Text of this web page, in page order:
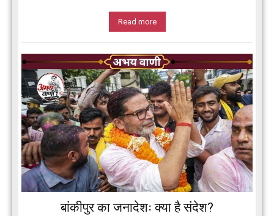
Read more
बांकीपुर का जनादेशः क्या है संदेश?